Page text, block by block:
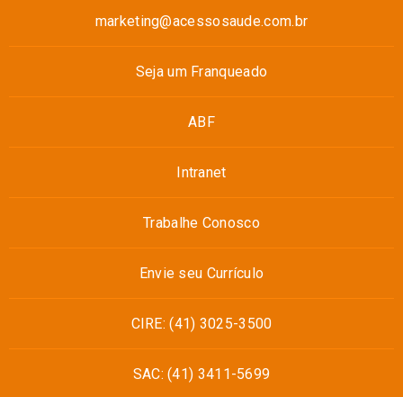
marketing@acessosaude.com.br
Seja um Franqueado
ABF
Intranet
Trabalhe Conosco
Envie seu Currículo
CIRE: (41) 3025-3500
SAC: (41) 3411-5699